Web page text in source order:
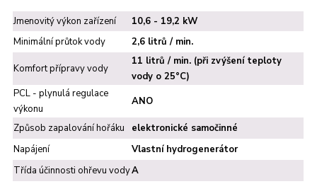
Jmenovitý výkon zařízení
10,6 - 19,2 kW
Minimální průtok vody
2,6 litrů / min.
Komfort přípravy vody
11 litrů / min. (při zvýšení teploty
vody o 25°C)
PCL - plynulá regulace
výkonu
ANO
Způsob zapalování hořáku
elektronické samočinné
Napájení
Vlastní hydrogenerátor
Třída účinnosti ohřevu vodyA